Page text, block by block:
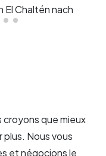
El Chaltén nach
que mieux
Nous vous
et négocions le